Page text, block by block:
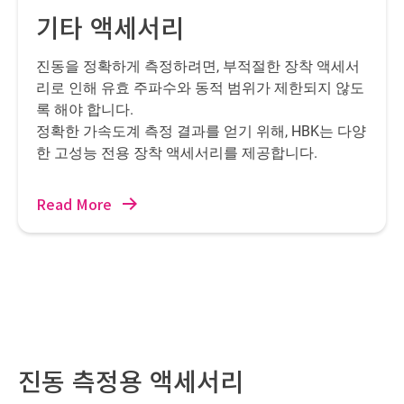
기타 액세서리
진동을 정확하게 측정하려면, 부적절한 장착 액세서
리로 인해 유효 주파수와 동적 범위가 제한되지 않도
록 해야 합니다.
정확한 가속도계 측정 결과를 얻기 위해, HBK는 다양
한 고성능 전용 장착 액세서리를 제공합니다.
Read More
진동 측정용 액세서리